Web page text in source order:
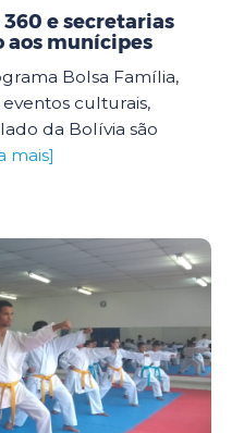
e secretarias
munícipes
Bolsa Família,
culturais,
da Bolívia são
mais]